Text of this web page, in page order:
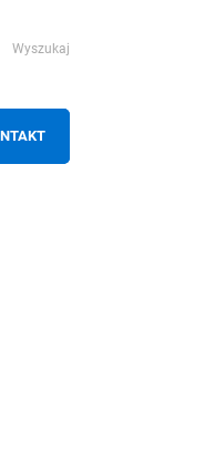
Wyszukaj